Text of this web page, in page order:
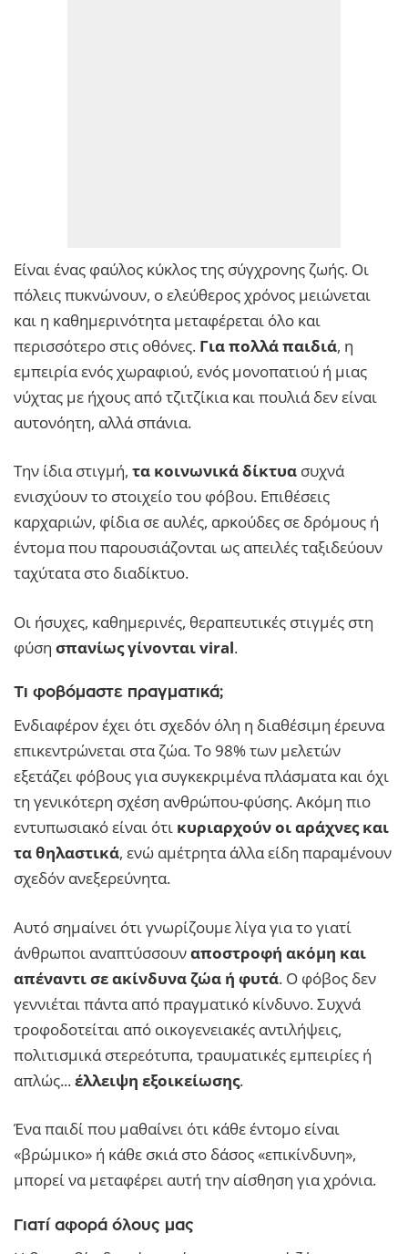
Είναι ένας φαύλος κύκλος της σύγχρονης ζωής. Οι
πόλεις πυκνώνουν, ο ελεύθερος χρόνος μειώνεται
και η καθημερινότητα μεταφέρεται όλο και
περισσότερο στις οθόνες. Για πολλά παιδιά, η
εμπειρία ενός χωραφιού, ενός μονοπατιού ή μιας
νύχτας με ήχους από τζιτζίκια και πουλιά δεν είναι
αυτονόητη, αλλά σπάνια.
Την ίδια στιγμή, τα κοινωνικά δίκτυα συχνά
ενισχύουν το στοιχείο του φόβου. Επιθέσεις
καρχαριών, φίδια σε αυλές, αρκούδες σε δρόμους ή
έντομα που παρουσιάζονται ως απειλές ταξιδεύουν
ταχύτατα στο διαδίκτυο.
Οι ήσυχες, καθημερινές, θεραπευτικές στιγμές στη
φύση σπανίως γίνονται viral.
Τι φοβόμαστε πραγματικά;
Ενδιαφέρον έχει ότι σχεδόν όλη η διαθέσιμη έρευνα
επικεντρώνεται στα ζώα. Το 98% των μελετών
εξετάζει φόβους για συγκεκριμένα πλάσματα και όχι
τη γενικότερη σχέση ανθρώπου-φύσης. Ακόμη πιο
εντυπωσιακό είναι ότι κυριαρχούν οι αράχνες και
τα θηλαστικά, ενώ αμέτρητα άλλα είδη παραμένουν
σχεδόν ανεξερεύνητα.
Αυτό σημαίνει ότι γνωρίζουμε λίγα για το γιατί
άνθρωποι αναπτύσσουναποστροφή ακόμη και
απέναντι σε ακίνδυνα ζώα ή φυτά. Ο φόβος δεν
γεννιέται πάντα από πραγματικό κίνδυνο. Συχνά
τροφοδοτείται από οικογενειακές αντιλήψεις,
πολιτισμικά στερεότυπα, τραυματικές εμπειρίες ή
απλώς...έλλειψη εξοικείωσης.
Ένα παιδί που μαθαίνει ότι κάθε έντομο είναι
«βρώμικο» ή κάθε σκιά στο δάσος «επικίνδυνη»,
μπορεί να μεταφέρει αυτή την αίσθηση για χρόνια.
Γιατί αφορά όλους μας